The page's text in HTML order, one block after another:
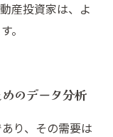
産投資家は、よ
。
のデータ分析
り、その需要は